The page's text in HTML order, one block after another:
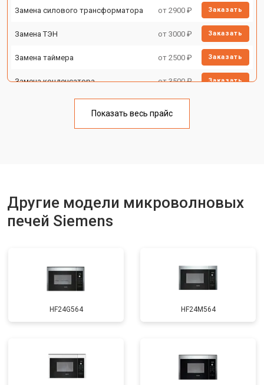
Замена силового трансформатора от 2900 ₽ Заказать
Замена ТЭН от 3000 ₽ Заказать
Замена таймера от 2500 ₽ Заказать
Замена конденсатора от 3500 ₽ Заказать
Ремонт платы управления
Замена лампочки от 2400 ₽
Показать весь прайс
Другие модели микроволновых
печей Siemens
HF24G564 HF24M564